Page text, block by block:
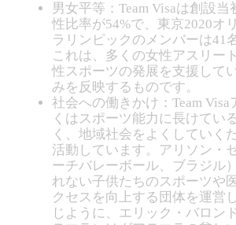
男女平等：Team Visaは創設
性比率が54%で、東京2020オ
ラリンピックのメンバーは41
これは、多くの女性アスリー
性スポーツの発展を支援して
みを反映するものです。
社会への働きかけ：Team Visa
くはスポーツ能力に長けてい
く、地域社会をよくしていく
活動しています。アリソン・
ーチバレーボール、ブラジル
れない子供たちのスポーツや
クセスを向上する団体を運営
じように、エリック・バロン